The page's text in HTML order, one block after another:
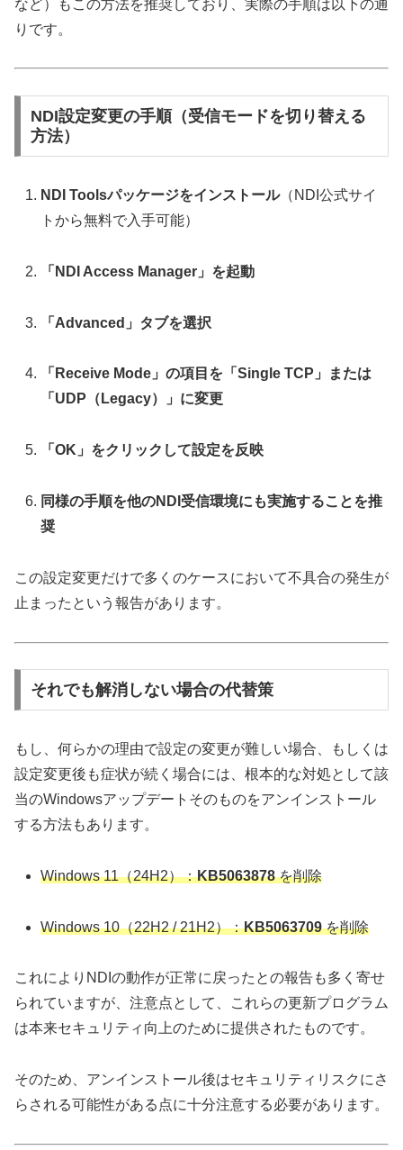
など）もこの方法を推奨しており、実際の手順は以下の通
りです。
NDI設定変更の手順（受信モードを切り替える
方法）
NDI Toolsパッケージをインストール（NDI公式サイ
トから無料で入手可能）
「NDI Access Manager」を起動
「Advanced」タブを選択
「Receive Mode」の項目を「Single TCP」または
「UDP（Legacy）」に変更
「OK」をクリックして設定を反映
同様の手順を他のNDI受信環境にも実施することを推
奨
この設定変更だけで多くのケースにおいて不具合の発生が
止まったという報告があります。
それでも解消しない場合の代替策
もし、何らかの理由で設定の変更が難しい場合、もしくは
設定変更後も症状が続く場合には、根本的な対処として該
当のWindowsアップデートそのものをアンインストール
する方法もあります。
Windows 11（24H2）：KB5063878を削除
Windows 10（22H2 / 21H2）：KB5063709を削除
これによりNDIの動作が正常に戻ったとの報告も多く寄せ
られていますが、注意点として、これらの更新プログラム
は本来セキュリティ向上のために提供されたものです。
そのため、アンインストール後はセキュリティリスクにさ
らされる可能性がある点に十分注意する必要があります。